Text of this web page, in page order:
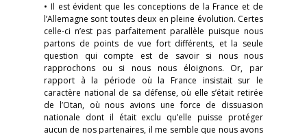
• Il est évident que les conceptions de la France et de
l’Allemagne sont toutes deux en pleine évolution. Certes
celle-ci n’est pas parfaitement parallèle puisque nous
partons de points de vue fort différents, et la seule
question qui compte est de savoir si nous nous
rapprochons ou si nous nous éloignons. Or, par
rapport à la période où la France insistait sur le
caractère national de sa défense, où elle s’était retirée
de l’Otan, où nous avions une force de dissuasion
nationale dont il était exclu qu’elle puisse protéger
aucun de nos partenaires, il me semble que nous avons